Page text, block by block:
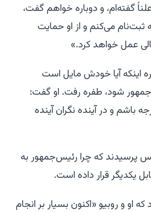
گفته‌ام، و دوباره خواهم گفت،
می‌کنم و از او حمایت
عمل خواهد کرد.»
اینکه آیا خودش مایل است
شود، طفره رفت. او گفت:
باشم و در آینده نگران آینده
پرسیدند که چرا رئیس‌جمهور به
یکدیگر قرار داده است.
او و روبیو «اکنون بسیار بر انجام